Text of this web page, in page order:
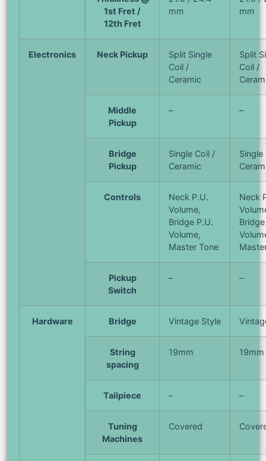
1st Fret /
12th Fret
mm
mm
Electronics Neck Pickup
Split Single
Coil /
Ceramic
Split
Coil /
Middle
Pickup
– –
Bridge
Pickup
Single Coil /
Ceramic
Single
Controls
Neck P.U.
Volume,
Bridge P.U.
Volume,
Master Tone
Neck
Pickup
Switch
– –
Hardware Bridge Vintage Style
String
spacing
19mm 19mm
Tailpiece – –
Tuning
Machines
Covered